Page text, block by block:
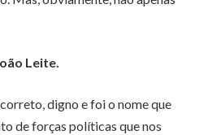
Leite.
digno e foi o nome que
de forças políticas que nos